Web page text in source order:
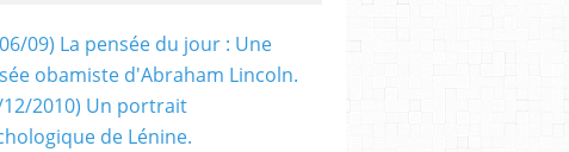
09) La pensée du jour : Une
obamiste d'Abraham Lincoln.
12/2010) Un portrait
de Lénine.